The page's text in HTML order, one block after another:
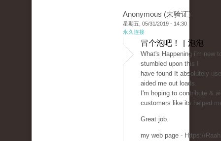
Anonymous (未验证)
星期五, 05/31/2019 - 14:30
永久连接
冒个泡吧！ | 泡泡
What's Happening i'm new
stumbled upon this I
have found It absolutely
aided me out loads.
I'm hoping to contribute &
customers like its helped
Great job.
my web page - Https://